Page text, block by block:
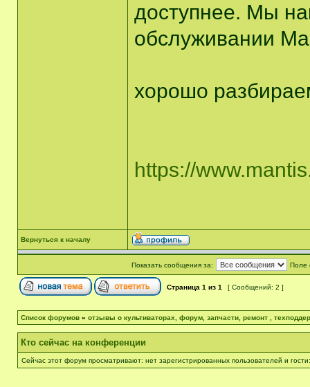
доступнее. Мы
обслуживании
хорошо
https://
Вернуться к началу
Показать сообщения за: Поле
Страница 1 из 1 [ Сообщений: 2 ]
Список форумов » отзывы о культиваторах, форум, запчасти, ремонт ,
Кто сейчас на конференции
Сейчас этот форум просматривают: нет зарегистрированных пользователей и